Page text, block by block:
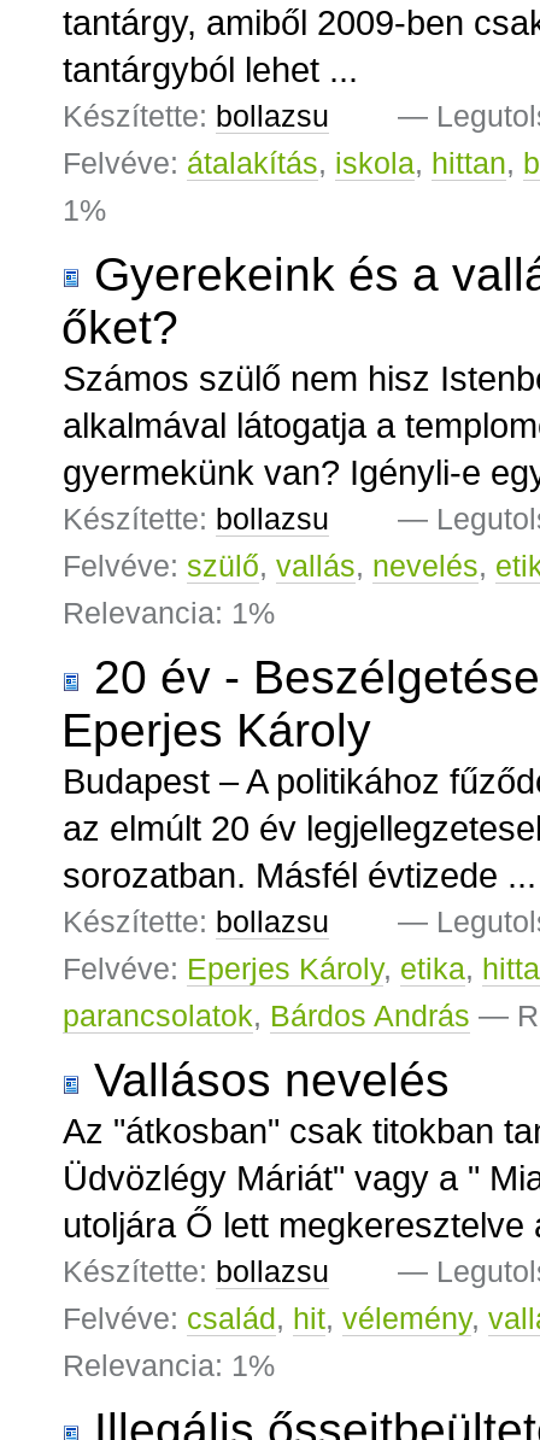
tantárgy, amiből 2009-ben
tantárgyból lehet ...
Készítette: bollazsu —
Felvéve: átalakítás, iskola, hittan,
1%
Gyerekeink és a
őket?
Számos szülő nem hisz
alkalmával látogatja a
gyermekünk van? Igényli-e
Készítette: bollazsu —
Felvéve: szülő, vallás, nevelés,
Relevancia: 1%
20 év -
Eperjes Károly
Budapest – A politikához
az elmúlt 20 év
sorozatban. Másfél évtizede ...
Készítette: bollazsu —
Felvéve: Eperjes Károly, etika,
parancsolatok, Bárdos András —
Vallásos nevelés
Az "átkosban" csak titokban
Üdvözlégy Máriát" vagy a "
utoljára Ő lett megkeresztelve
Készítette: bollazsu —
Felvéve: család, hit, vélemény,
Relevancia: 1%